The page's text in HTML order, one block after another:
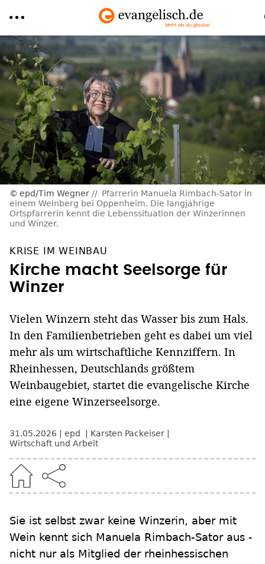
Direkt
zum
Inhalt
epd/Tim Wegner
Pfarrerin Manuela Rimbach-Sator in
einem Weinberg bei Oppenheim. Die langjährige
Ortspfarrerin kennt die Lebenssituation der Winzerinnen
und Winzer.
KRISE IM WEINBAU
Kirche macht Seelsorge für
Winzer
Vielen Winzern steht das Wasser bis zum Hals.
In den Familienbetrieben geht es dabei um viel
mehr als um wirtschaftliche Kennziffern. In
Rheinhessen, Deutschlands größtem
Weinbaugebiet, startet die evangelische Kirche
eine eigene Winzerseelsorge.
31.05.2026 epd
Karsten Packeiser
Wirtschaft und Arbeit
Sie ist selbst zwar keine Winzerin, aber mit
Wein kennt sich Manuela Rimbach-Sator aus -
nicht nur als Mitglied der rheinhessischen